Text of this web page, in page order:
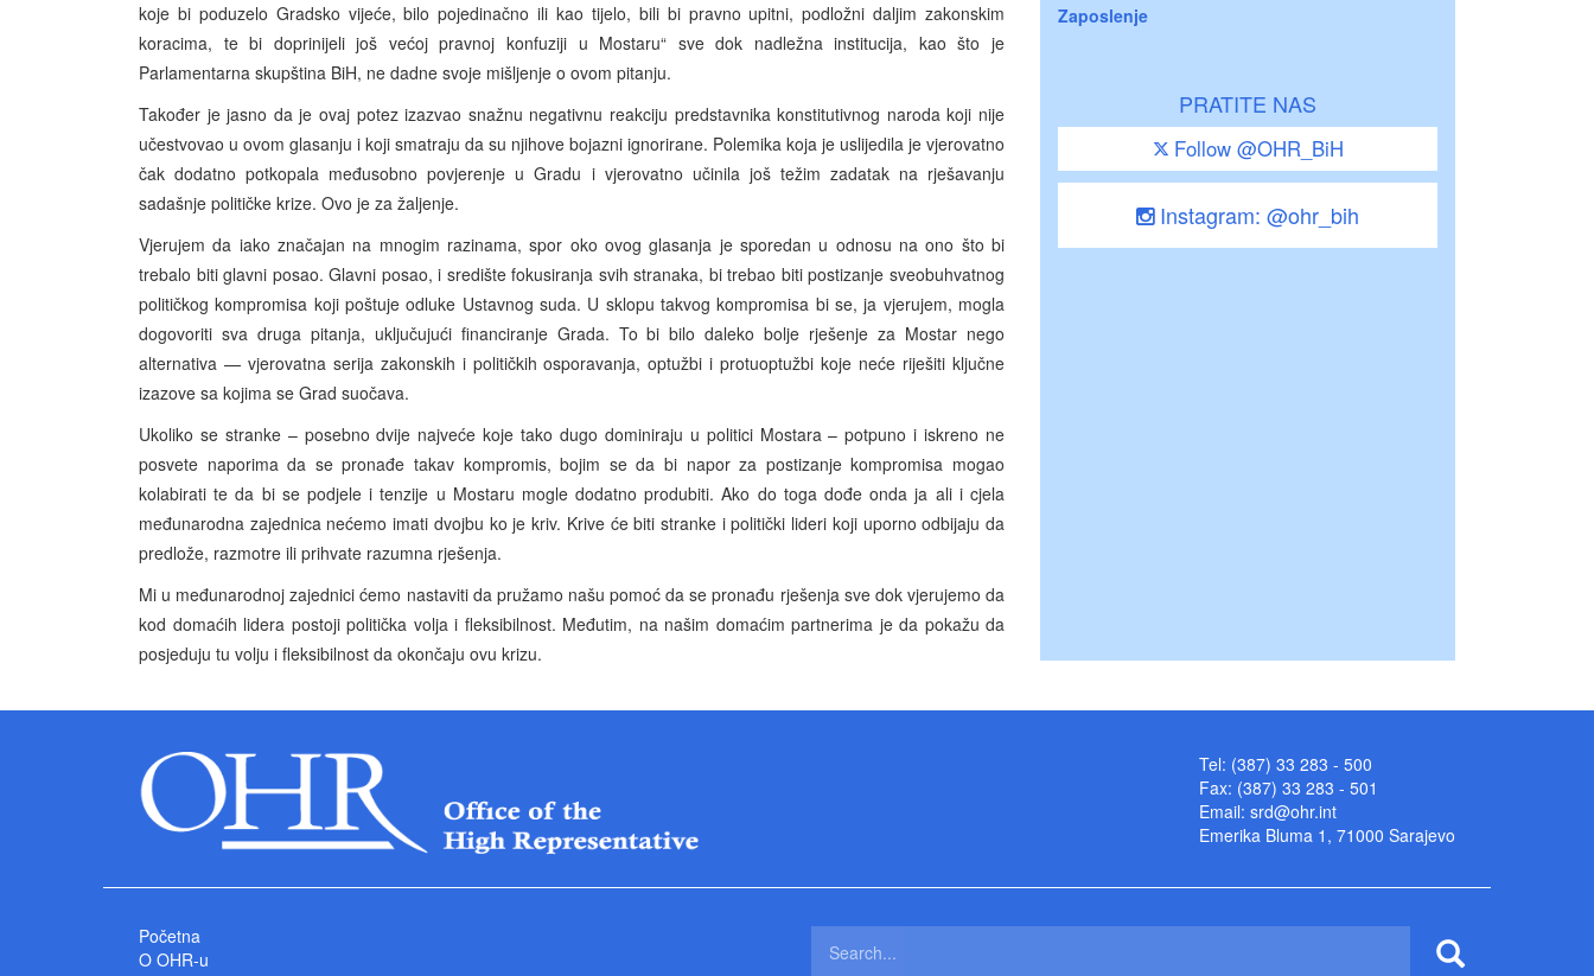
koje bi poduzelo Gradsko vijeće, bilo pojedinačno ili kao tijelo, bili bi pravno upitni, podložni daljim zakonskim
koracima, te bi doprinijeli još većoj pravnoj konfuziji u Mostaru“ sve dok nadležna institucija, kao što je
Parlamentarna skupština BiH, ne dadne svoje mišljenje o ovom pitanju.
Također je jasno da je ovaj potez izazvao snažnu negativnu reakciju predstavnika konstitutivnog naroda koji nije
učestvovao u ovom glasanju i koji smatraju da su njihove bojazni ignorirane. Polemika koja je uslijedila je vjerovatno
čak dodatno potkopala međusobno povjerenje u Gradu i vjerovatno učinila još težim zadatak na rješavanju
sadašnje političke krize. Ovo je za žaljenje.
Vjerujem da iako značajan na mnogim razinama, spor oko ovog glasanja je sporedan u odnosu na ono što bi
trebalo biti glavni posao. Glavni posao, i središte fokusiranja svih stranaka, bi trebao biti postizanje sveobuhvatnog
političkog kompromisa koji poštuje odluke Ustavnog suda. U sklopu takvog kompromisa bi se, ja vjerujem, mogla
dogovoriti sva druga pitanja, uključujući financiranje Grada. To bi bilo daleko bolje rješenje za Mostar nego
alternativa — vjerovatna serija zakonskih i političkih osporavanja, optužbi i protuoptužbi koje neće riješiti ključne
izazove sa kojima se Grad suočava.
Ukoliko se stranke – posebno dvije najveće koje tako dugo dominiraju u politici Mostara – potpuno i iskreno ne
posvete naporima da se pronađe takav kompromis, bojim se da bi napor za postizanje kompromisa mogao
kolabirati te da bi se podjele i tenzije u Mostaru mogle dodatno produbiti. Ako do toga dođe onda ja ali i cjela
međunarodna zajednica nećemo imati dvojbu ko je kriv. Krive će biti stranke i politički lideri koji uporno odbijaju da
predlože, razmotre ili prihvate razumna rješenja.
Mi u međunarodnoj zajednici ćemo nastaviti da pružamo našu pomoć da se pronađu rješenja sve dok vjerujemo da
kod domaćih lidera postoji politička volja i fleksibilnost. Međutim, na našim domaćim partnerima je da pokažu da
posjeduju tu volju i fleksibilnost da okončaju ovu krizu.
Zaposlenje
PRATITE NAS
Follow @OHR_BiH
Instagram: @ohr_bih
Tel: (387) 33 283 - 500
Fax: (387) 33 283 - 501
Email: srd@ohr.int
Emerika Bluma 1, 71000 Sarajevo
Početna
O OHR-u